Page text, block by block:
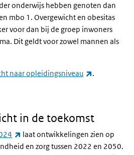
onderwijs hebben genoten dan
mbo 1. Overgewicht en obesitas
voor dan bij de groep inwoners
Dit geldt voor zowel mannen als
naar opleidingsniveau (link is
.
in de toekomst
(link is external)
laat ontwikkelingen zien op
en zorg tussen 2022 en 2050.